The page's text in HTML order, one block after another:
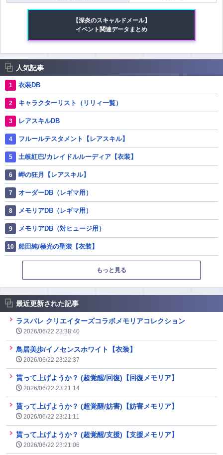
【深炎のスキャルドメール】
イベント関連データまとめ
人気記事
衣装DB
キャラクターリスト（リリィ一覧）
レアスキルDB
フルールテスタメント【レアスキル】
土岐紅巴/カレイドルルーディア【衣装】
岬の狂月【レアスキル】
オーダーDB（レギマ用）
メモリアDB（レギマ用）
メモリアDB（対ヒュージ用）
船田純/極光の聖装【衣装】
もっと見る
最近更新された記事
ラスバレ クリエイターズコラボメモリアコレクション
2026/06/22 23:38:40
鳥居美歩/イノセンスホワイト【衣装】
2026/06/22 23:22:37
貰って上げようか？ (超覚醒/回復)【回復メモリア】
2026/06/22 23:21:14
貰って上げようか？ (超覚醒/妨害)【妨害メモリア】
2026/06/22 23:21:11
貰って上げようか？ (超覚醒/支援)【支援メモリア】
2026/06/22 23:21:06